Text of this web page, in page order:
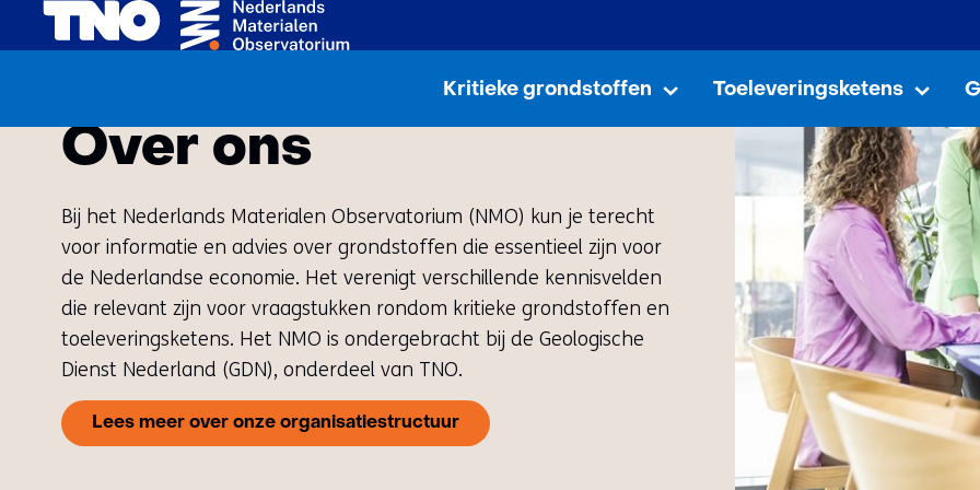
de
inhoud
Kritieke grondstoffen
Kritieke
grondstoffen
Uitklappen
Toeleveringsketens
Over ons
Bij het Nederlands Materialen Observatorium (NMO) kun je terecht
voor informatie en advies over grondstoffen die essentieel zijn voor
de Nederlandse economie. Het verenigt verschillende kennisvelden
die relevant zijn voor vraagstukken rondom kritieke grondstoffen en
toeleveringsketens. Het NMO is ondergebracht bij de Geologische
Dienst Nederland (GDN), onderdeel van TNO.
Lees meer over onze organisatiestructuur